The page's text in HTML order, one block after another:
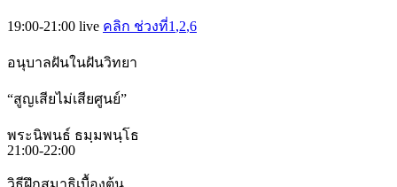
19:00-21:00 live คลิก ช่วงที่1 ,2,6
อนุบาลฝันในฝันวิทยา
“สูญเสียไม่เสียศูนย์”
พระนิพนธ์ ธมฺมพนฺโธ
21:00-22:00
วิธีฝึกสมาธิเบื้องต้น